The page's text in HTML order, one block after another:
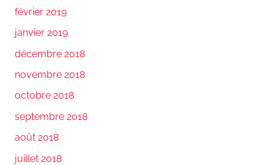
février 2019
janvier 2019
décembre 2018
novembre 2018
octobre 2018
septembre 2018
août 2018
juillet 2018